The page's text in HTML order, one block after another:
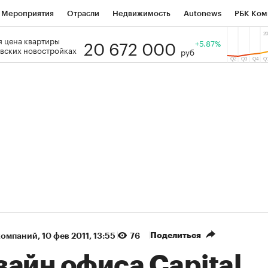
Мероприятия Отрасли Недвижимость Autonews РБК
РБК Образование Тренды
цена квартиры
новостройках
20 672 000 руб
+5.87%
⁠, 10 фев 2011, 13:55 76 Поделиться